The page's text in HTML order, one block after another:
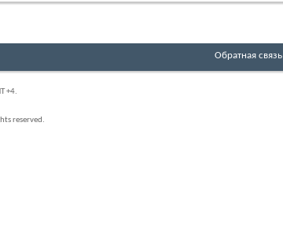
Обратная связь
+4.
reserved.